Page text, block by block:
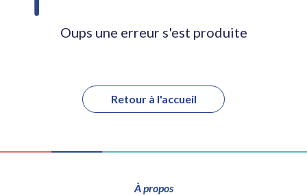
Oups une erreur s'est produite
Retour à l'accueil
À propos